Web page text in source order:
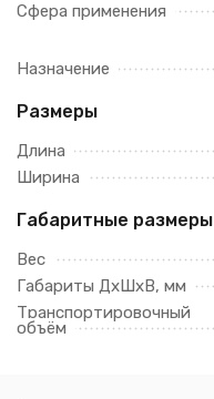
Сфера применения
Назначение
Размеры
Длина
Ширина
Габаритные размеры
Вес
Габариты ДхШхВ, мм
Транспортировочный
объём